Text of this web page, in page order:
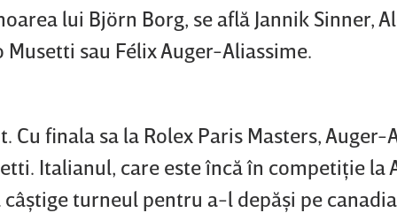
lui Björn Borg, se află Jannik Sinner,
sau Félix Auger-Aliassime.
Cu finala sa la Rolex Paris Masters, Auger-
Italianul, care este încă în competiţie la
turneul pentru a-l depăşi pe